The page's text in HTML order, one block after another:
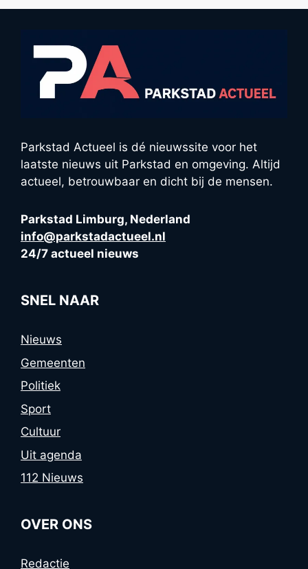
Parkstad Actueel is dé nieuwssite voor het
laatste nieuws uit Parkstad en omgeving. Altijd
actueel, betrouwbaar en dicht bij de mensen.
Parkstad Limburg, Nederland
info@parkstadactueel.nl
24/7 actueel nieuws
SNEL NAAR
Nieuws
Gemeenten
Politiek
Sport
Cultuur
Uit agenda
112 Nieuws
OVER ONS
Redactie